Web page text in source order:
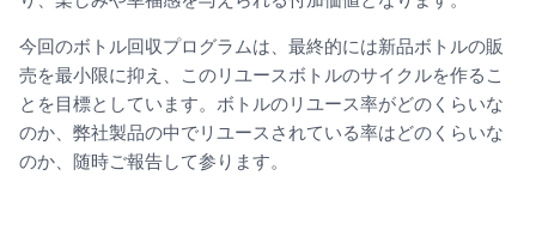
今回のボトル回収プログラムは、最終的には新品ボトルの販
売を最小限に抑え、このリユースボトルのサイクルを作るこ
とを目標としています。ボトルのリユース率がどのくらいな
のか、弊社製品の中でリユースされている率はどのくらいな
のか、随時ご報告して参ります。